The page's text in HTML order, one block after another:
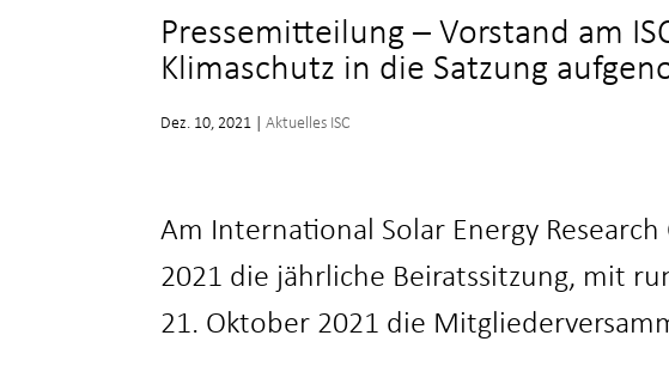
Pressemitteilung – Vorstand am
Klimaschutz in die Satzung
Dez. 10, 2021 |Aktuelles ISC
Am International Solar Energy
2021 die jährliche Beiratssitzung, mit
21. Oktober 2021 die